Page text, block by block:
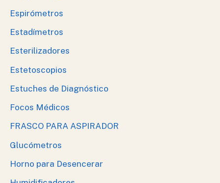
Espirómetros
Estadímetros
Esterilizadores
Estetoscopios
Estuches de Diagnóstico
Focos Médicos
FRASCO PARA ASPIRADOR
Glucómetros
Horno para Desencerar